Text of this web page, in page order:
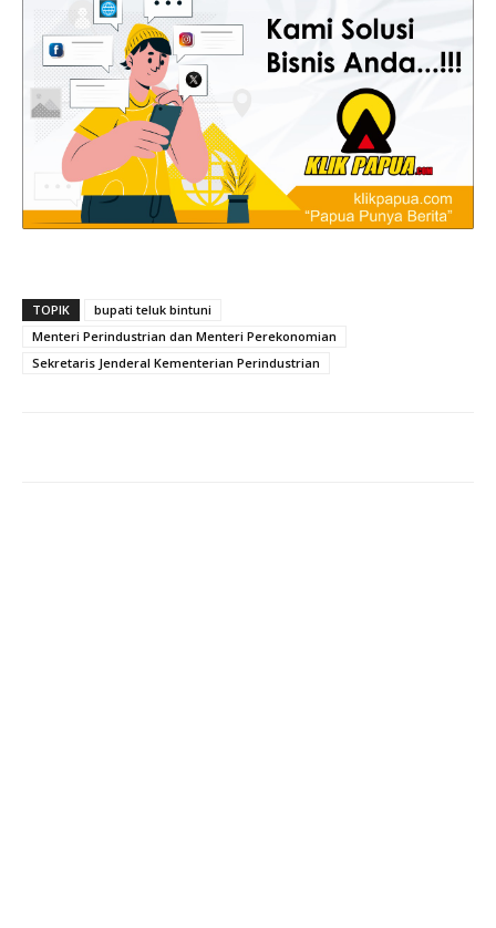
TOPIK
bupati teluk bintuni
Menteri Perindustrian dan Menteri Perekonomian
Sekretaris Jenderal Kementerian Perindustrian